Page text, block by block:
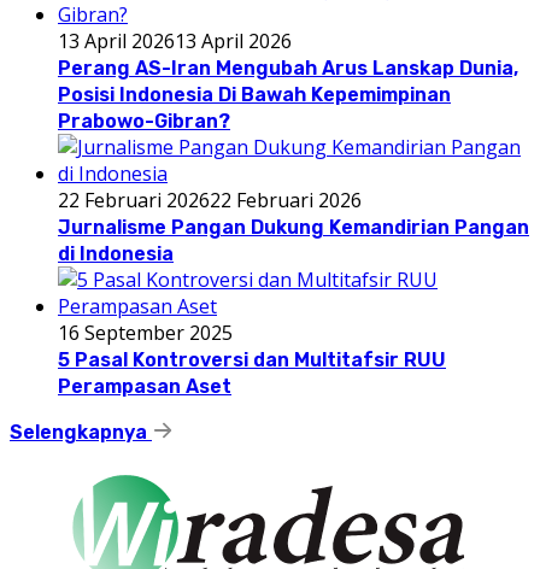
13 April 202613 April 2026
Perang AS-Iran Mengubah Arus Lanskap Dunia,
Posisi Indonesia Di Bawah Kepemimpinan
Prabowo-Gibran?
22 Februari 202622 Februari 2026
Jurnalisme Pangan Dukung Kemandirian Pangan
di Indonesia
16 September 2025
5 Pasal Kontroversi dan Multitafsir RUU
Perampasan Aset
Selengkapnya